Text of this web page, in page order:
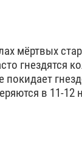
мёртвых
гнездятся
в 11-